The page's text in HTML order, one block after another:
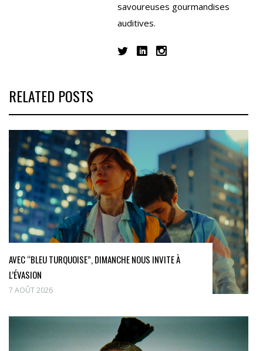
savoureuses gourmandises
auditives.
RELATED POSTS
AVEC “BLEU TURQUOISE”, DIMANCHE NOUS INVITE À
L’ÉVASION
7 AOÛT 2026